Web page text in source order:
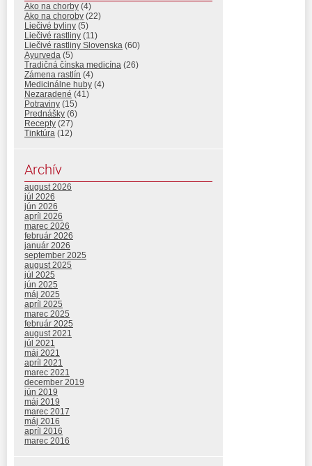
Ako na chorby (4)
Ako na choroby (22)
Liečivé byliny (5)
Liečivé rastliny (11)
Liečivé rastliny Slovenska (60)
Ayurveda (5)
Tradičná čínska medicína (26)
Zámena rastlín (4)
Medicinálne huby (4)
Nezaradené (41)
Potraviny (15)
Prednášky (6)
Recepty (27)
Tinktúra (12)
Archív
august 2026
júl 2026
jún 2026
apríl 2026
marec 2026
február 2026
január 2026
september 2025
august 2025
júl 2025
jún 2025
máj 2025
apríl 2025
marec 2025
február 2025
august 2021
júl 2021
máj 2021
apríl 2021
marec 2021
december 2019
jún 2019
máj 2019
marec 2017
máj 2016
apríl 2016
marec 2016